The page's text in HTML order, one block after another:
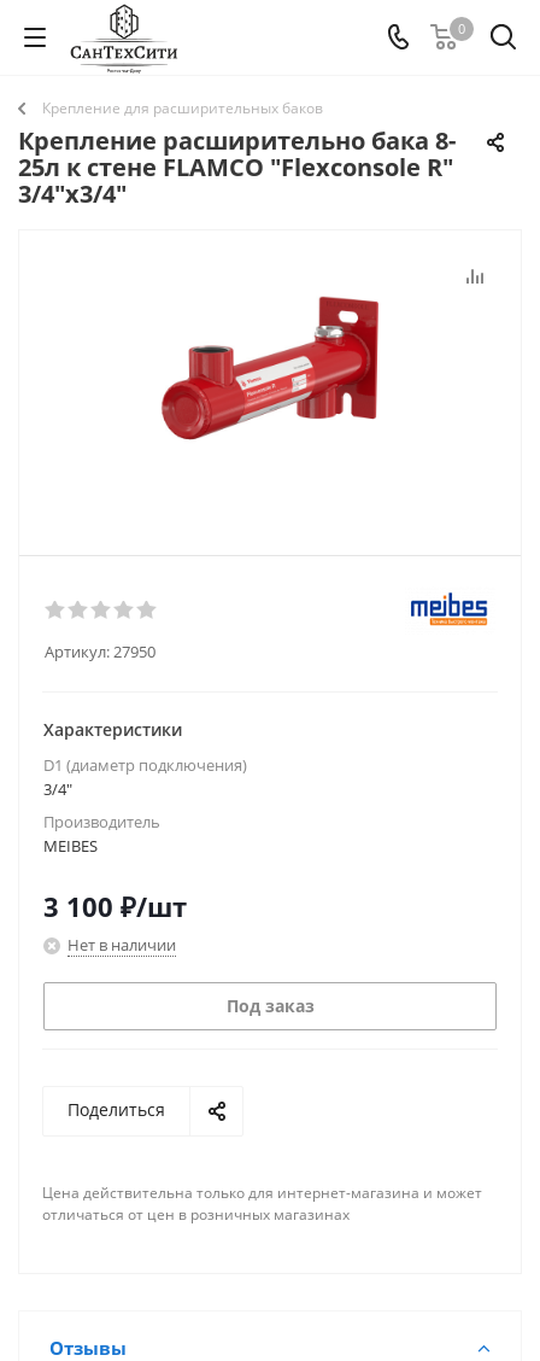
0
Крепление для расширительных баков
Крепление расширительно бака 8-
25л к стене FLAMCO "Flexconsole R"
3/4"x3/4"
Артикул:27950
Характеристики
D1 (диаметр подключения)
3/4"
Производитель
MEIBES
3 100 ₽/шт
Нет в наличии
Под заказ
Поделиться
Цена действительна только для интернет-магазина и может
отличаться от цен в розничных магазинах
Отзывы